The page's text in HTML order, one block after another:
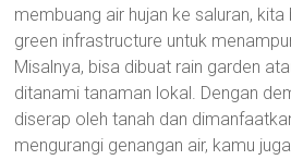
membuang air hujan ke saluran,
green infrastructure untuk
Misalnya, bisa dibuat rain garden
ditanami tanaman lokal. Dengan
diserap oleh tanah dan
mengurangi genangan air, kamu